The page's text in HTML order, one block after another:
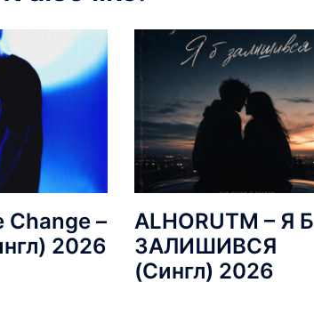
Change –
2026
ALHORUTM – Я Б
ЗАЛИШИВСЯ
(Сингл) 2026